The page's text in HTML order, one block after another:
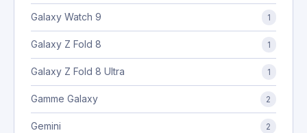
Galaxy Watch 9 1
Galaxy Z Fold 8 1
Galaxy Z Fold 8 Ultra 1
Gamme Galaxy 2
Gemini 2